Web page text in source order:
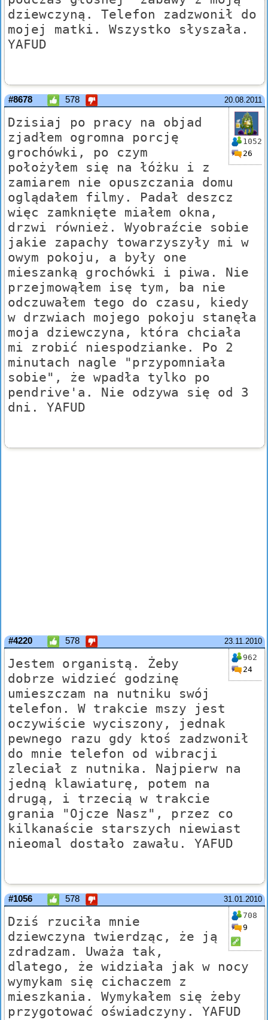
dziewczyną. Telefon zadzwonił do
mojej matki. Wszystko słyszała.
YAFUD
20.08.2011
#8678 578
1052
26
Dzisiaj po pracy na objad
zjadłem ogromna porcję
grochówki, po czym
położyłem się na łóżku i z
zamiarem nie opuszczania domu
oglądałem filmy. Padał deszcz
więc zamknięte miałem okna,
drzwi również. Wyobraźcie sobie
jakie zapachy towarzyszyły mi w
owym pokoju, a były one
mieszanką grochówki i piwa. Nie
przejmowąłem isę tym, ba nie
odczuwałem tego do czasu, kiedy
w drzwiach mojego pokoju stanęła
moja dziewczyna, która chciała
mi zrobić niespodzianke. Po 2
minutach nagle "przypomniała
sobie", że wpadła tylko po
pendrive'a. Nie odzywa się od 3
dni. YAFUD
23.11.2010
#4220 578
962
24
Jestem organistą. Żeby
dobrze widzieć godzinę
umieszczam na nutniku swój
telefon. W trakcie mszy jest
oczywiście wyciszony, jednak
pewnego razu gdy ktoś zadzwonił
do mnie telefon od wibracji
zleciał z nutnika. Najpierw na
jedną klawiaturę, potem na
drugą, i trzecią w trakcie
grania "Ojcze Nasz", przez co
kilkanaście starszych niewiast
nieomal dostało zawału. YAFUD
31.01.2010
#1056 578
708
9
Dziś rzuciła mnie
dziewczyna twierdząc, że ją
zdradzam. Uważa tak,
dlatego, że widziała jak w nocy
wymykam się cichaczem z
mieszkania. Wymykałem się żeby
przygotować oświadczyny. YAFUD